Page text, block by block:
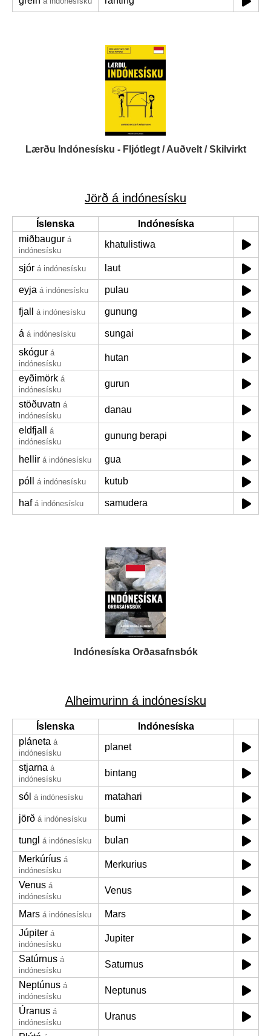
Lærðu Indónesísku - Fljótlegt / Auðvelt / Skilvirkt
Jörð á indónesísku
Íslenska
Indónesíska
miðbaugur á
indónesísku
khatulistiwa
sjór á indónesísku laut
eyja á indónesísku pulau
fjall á indónesísku gunung
á á indónesísku
sungai
skógur á
indónesísku
hutan
eyðimörk á
indónesísku
gurun
stöðuvatn á
indónesísku
danau
eldfjall
á
indónesísku
gunung berapi
hellir á indónesísku gua
póll á indónesísku kutub
haf á indónesísku samudera
Indónesíska Orðasafnsbók
Alheimurinn á indónesísku
Íslenska
Indónesíska
pláneta á
indónesísku
planet
stjarna á
indónesísku
bintang
sól á indónesísku matahari
jörð á indónesísku bumi
tungl á indónesísku
bulan
Merkúríus á
indónesísku
Merkurius
Venus á
indónesísku
Venus
Mars á indónesísku
Mars
Júpiter á
indónesísku
Jupiter
Satúrnus á
indónesísku
Saturnus
Neptúnus á
indónesísku
Neptunus
Úranus á
indónesísku
Uranus